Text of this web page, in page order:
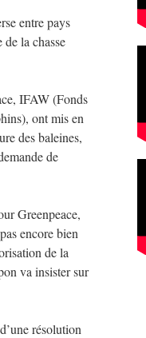
entre pays
la chasse
IFAW (Fonds
ont mis en
des baleines,
de
Greenpeace,
encore bien
de la
va insister sur
résolution